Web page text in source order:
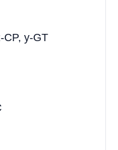
CP, y-GT